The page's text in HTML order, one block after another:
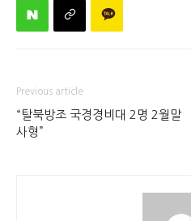
Previous article
“탈북방조 국경경비대 2명 2월말
사형”